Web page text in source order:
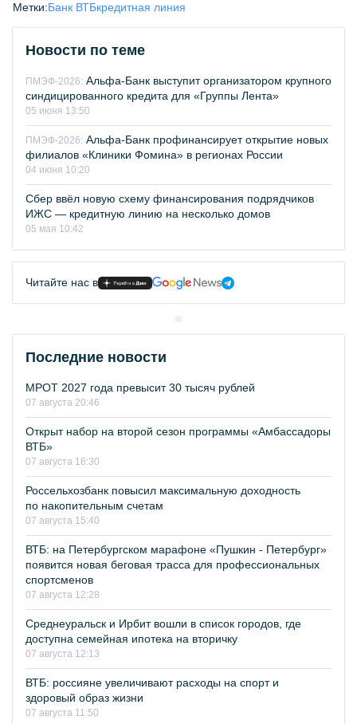
Метки:Банк ВТБкредитная линия
Новости по теме
ПМЭФ-2026: Альфа-Банк выступит организатором крупного
синдицированного кредита для «Группы Лента»
05 июня 13:50
ПМЭФ-2026: Альфа-Банк профинансирует открытие новых
филиалов «Клиники Фомина» в регионах России
04 июня 10:20
Сбер ввёл новую схему финансирования подрядчиков
ИЖС — кредитную линию на несколько домов
05 мая 10:42
Читайте нас в
Последние новости
МРОТ 2027 года превысит 30 тысяч рублей
07 августа 20:46
Открыт набор на второй сезон программы «Амбассадоры
ВТБ»
07 августа 16:30
Россельхозбанк повысил максимальную доходность
по накопительным счетам
07 августа 15:40
ВТБ: на Петербургском марафоне «Пушкин - Петербург»
появится новая беговая трасса для профессиональных
спортсменов
07 августа 12:28
Среднеуральск и Ирбит вошли в список городов, где
доступна семейная ипотека на вторичку
07 августа 12:13
ВТБ: россияне увеличивают расходы на спорт и
здоровый образ жизни
07 августа 11:50